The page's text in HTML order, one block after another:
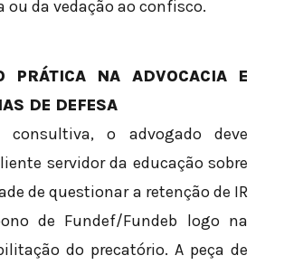
da vedação ao confisco.
PRÁTICA NA ADVOCACIA E
DE DEFESA
consultiva, o advogado deve
servidor da educação sobre
de questionar a retenção de IR
de Fundef/Fundeb logo na
do precatório. A peça de